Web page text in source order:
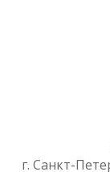
г. Санкт-